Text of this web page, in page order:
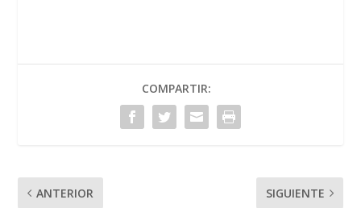
COMPARTIR:
ANTERIOR SIGUIENTE